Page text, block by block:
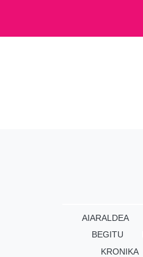
AIARALDEA
BEGITU
KRONIKA